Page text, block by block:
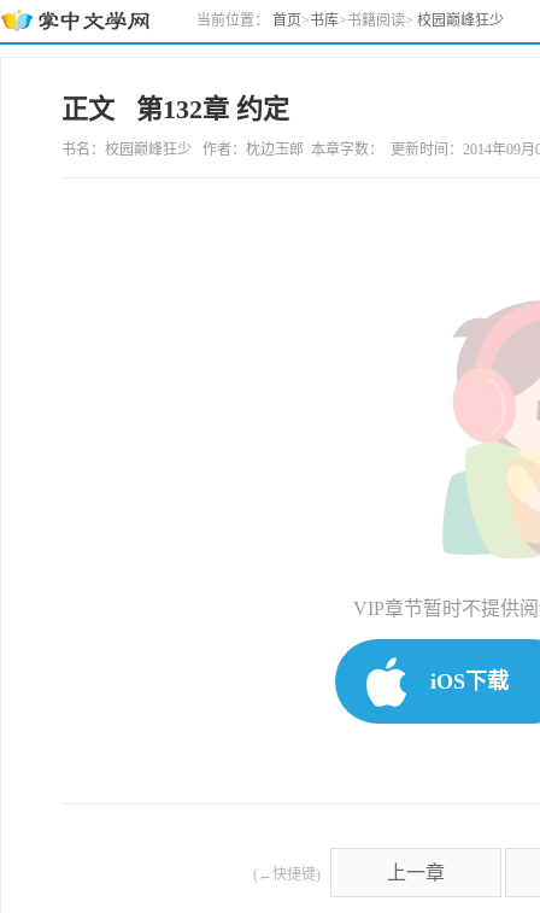
当前位置： 首页>书库>书籍阅读> 校园巅峰狂少
正文 第132章 约定
书名：校园巅峰狂少 作者：枕边玉郎 本章字数： 更新时间：2014年09月
VIP章节暂时不提供
iOS下载
(←快捷键) 上一章